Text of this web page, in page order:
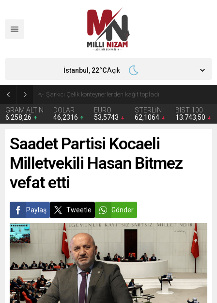
İran 2 ülkeyi birden vurdu
GRAM ALTIN
6.258,26
DOLAR
46,2316
EURO
53,5743
STERLİN
62,1064
BIST 100
13.743,50
İstanbul, 22°CAçık
Saadet Partisi Kocaeli
Milletvekili Hasan Bitmez
vefat etti
Paylaş Tweetle Gönder